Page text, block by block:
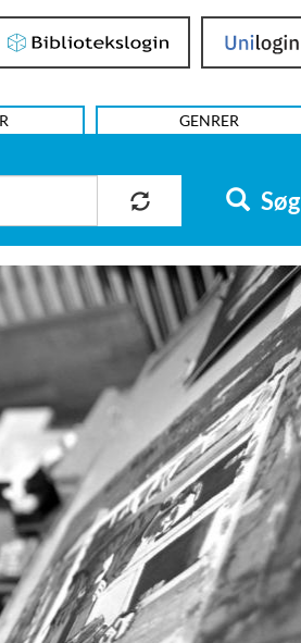
Bibliotekslogin UniLogin
GENRER
Søg